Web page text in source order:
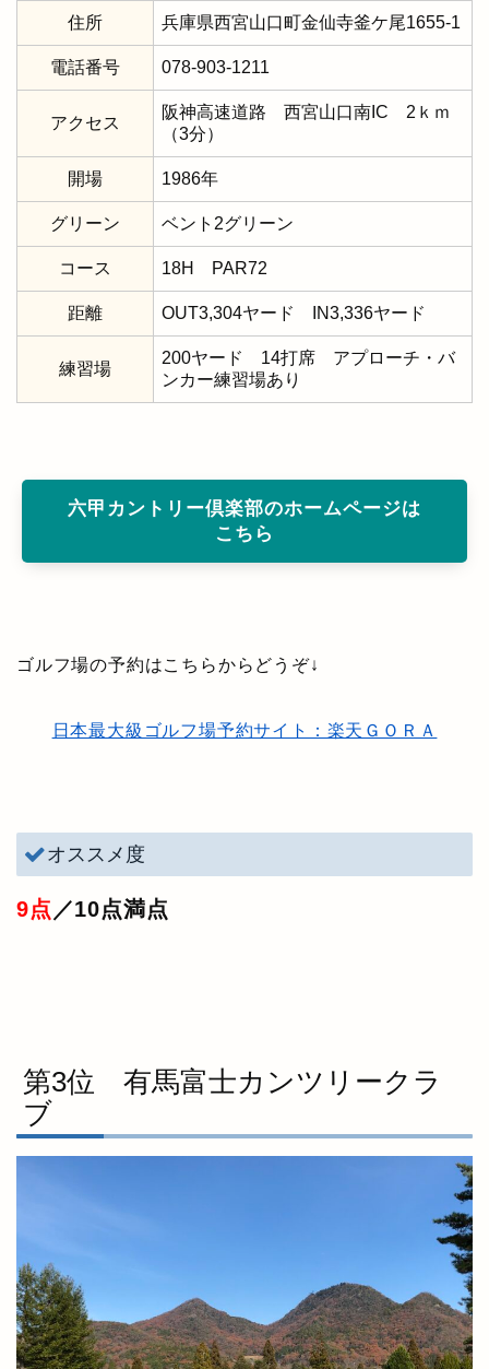
住所 兵庫県西宮山口町金仙寺釜ケ尾1655-1
電話番号 078-903-1211
アクセス
阪神高速道路 西宮山口南IC 2ｋｍ
（3分）
開場 1986年
グリーン ベント2グリーン
コース 18H PAR72
距離 OUT3,304ヤード IN3,336ヤード
練習場
200ヤード 14打席 アプローチ・バ
ンカー練習場あり
六甲カントリー倶楽部のホームページは
こちら
ゴルフ場の予約はこちらからどうぞ↓
日本最大級ゴルフ場予約サイト：楽天ＧＯＲＡ
オススメ度
9点 ／10点満点
第3位 有馬富士カンツリークラ
ブ